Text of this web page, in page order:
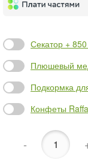
Секатор +
Плюшевый
Подкормка
Конфеты
-